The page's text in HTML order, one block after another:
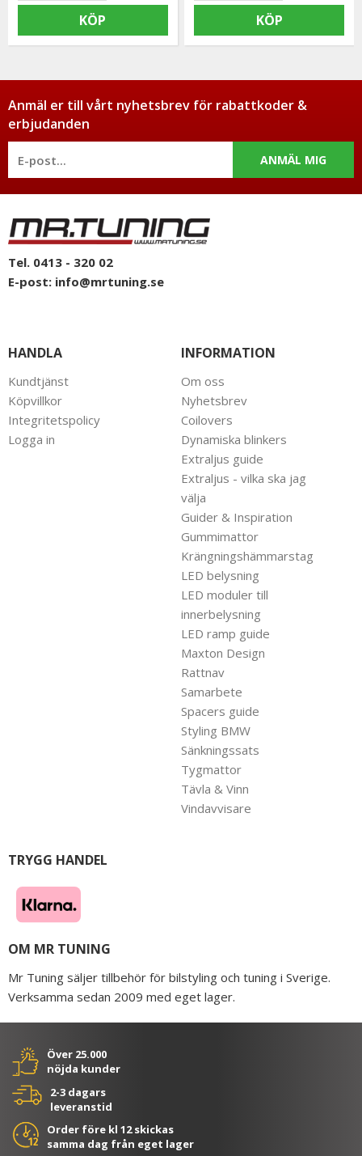
KÖP KÖP
Anmäl er till vårt nyhetsbrev för rabattkoder &
erbjudanden
ANMÄL MIG
Tel. 0413 - 320 02
E-post: info@mrtuning.se
HANDLA
Kundtjänst
Köpvillkor
Integritetspolicy
Logga in
INFORMATION
Om oss
Nyhetsbrev
Coilovers
Dynamiska blinkers
Extraljus guide
Extraljus - vilka ska jag
välja
Guider & Inspiration
Gummimattor
Krängningshämmarstag
LED belysning
LED moduler till
innerbelysning
LED ramp guide
Maxton Design
Rattnav
Samarbete
Spacers guide
Styling BMW
Sänkningssats
Tygmattor
Tävla & Vinn
Vindavvisare
TRYGG HANDEL
OM MR TUNING
Mr Tuning säljer tillbehör för bilstyling och tuning i Sverige.
Verksamma sedan 2009 med eget lager.
Över 25.000
nöjda kunder
2-3 dagars
leveranstid
Order före kl 12 skickas
samma dag från eget lager